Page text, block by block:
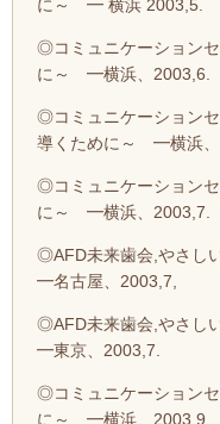
に～ ━ 横浜 2003,5.
◎コミュニケーション
に～ ━横浜、2003,6.
◎コミュニケーション
導くために～ ━横浜、
◎コミュニケーション
に～ ━横浜、2003,7.
◎AFD未来歯会,やさし
━名古屋、2003,7,
◎AFD未来歯会,やさし
━東京、2003,7.
◎コミュニケーション
に～ ━横浜、2003,9.